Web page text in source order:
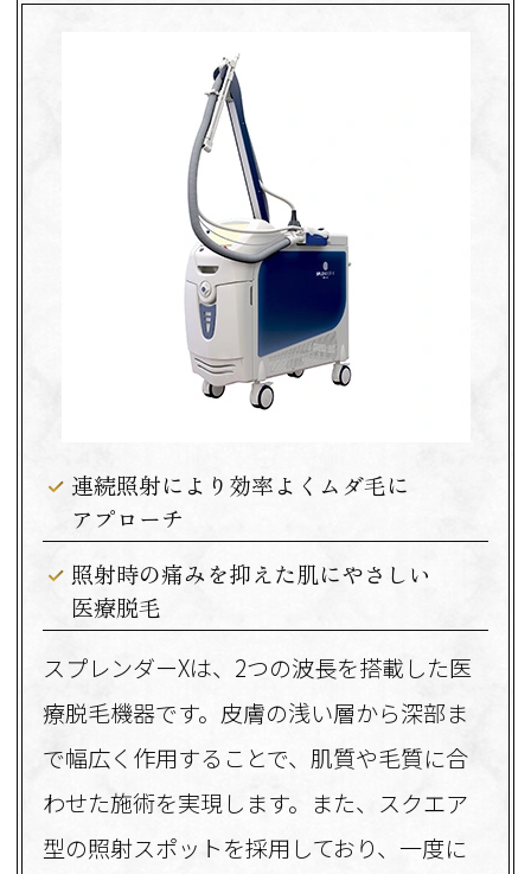
連続照射により効率よくムダ毛に
アプローチ
照射時の痛みを抑えた肌にやさしい
医療脱毛
スプレンダーXは、2つの波長を搭載した医
療脱毛機器です。皮膚の浅い層から深部ま
で幅広く作用することで、肌質や毛質に合
わせた施術を実現します。また、スクエア
型の照射スポットを採用しており、一度に